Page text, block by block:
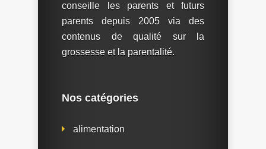
conseille les parents et futurs
parents depuis 2005 via des
contenus de qualité sur la
grossesse et la parentalité.
Nos catégories
alimentation